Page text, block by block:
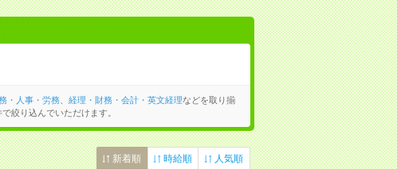
・人事・労務、 経理・財務・会計・英文経理などを取り揃
絞り込んでいただけます。
新着順 時給順 人気順